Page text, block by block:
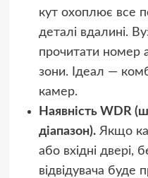
кут охоплює все
деталі вдалині.
прочитати номер
зони. Ідеал —
камер.
Наявність WDR
діапазон).Якщо
або вхідні двері,
відвідувача